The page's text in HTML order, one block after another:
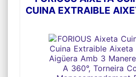
CUINA EXTRAIBLE
GIRATORI A 360°,
COZINHA
FLEXIBLE, ACER